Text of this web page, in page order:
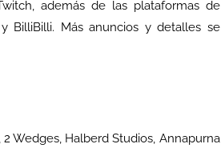
además de las plataformas de
BilliBilli. Más anuncios y detalles se
Wedges, Halberd Studios, Annapurna